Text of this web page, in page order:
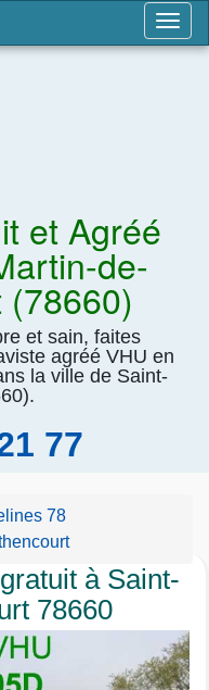
et Agréé
de-
et sain, faites
agréé VHU en
la ville de Saint-
77
78
à Saint-
78660